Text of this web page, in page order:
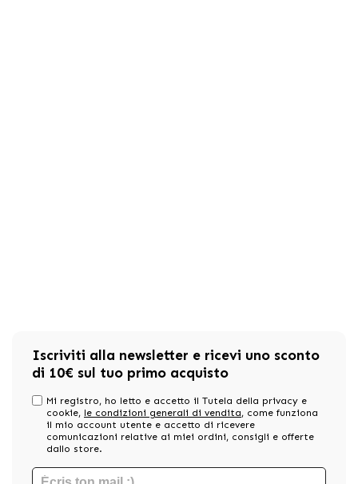
Iscriviti alla newsletter e ricevi uno sconto
di 10€ sul tuo primo acquisto
Mi registro, ho letto e accetto il Tutela della privacy e
cookie, le condizioni generali di vendita, come funziona
il mio account utente e accetto di ricevere
comunicazioni relative ai miei ordini, consigli e offerte
dallo store.